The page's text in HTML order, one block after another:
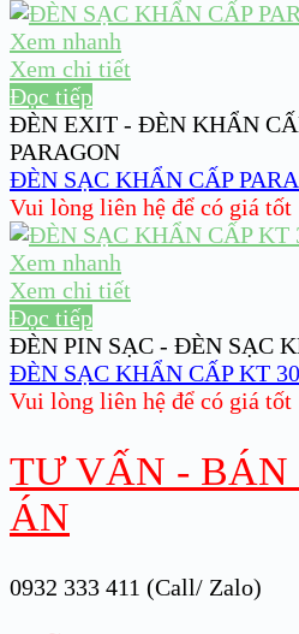
Xem nhanh
Xem chi tiết
Đọc tiếp
ĐÈN EXIT - ĐÈN KHẨN
PARAGON
ĐÈN SẠC KHẨN CẤP
Vui lòng liên hệ để có giá tốt
Xem nhanh
Xem chi tiết
Đọc tiếp
ĐÈN PIN SẠC - ĐÈN SẠC
ĐÈN SẠC KHẨN CẤP KT
Vui lòng liên hệ để có giá tốt
TƯ VẤN -
ÁN
0932 333 411 (Call/ Zalo)